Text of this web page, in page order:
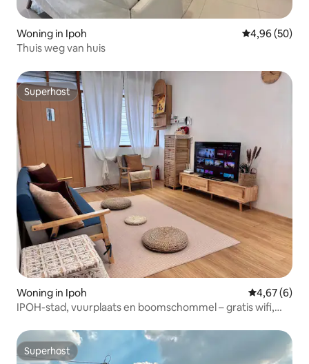
Woning in Ipoh Gemiddelde
4,96 (50)
Thuis weg van huis
Superhost
Superhost
Woning in Ipoh Gemiddelde
4,67 (6)
IPOH-stad, vuurplaats en boomschommel – gratis wifi,
Superhost
Superhost